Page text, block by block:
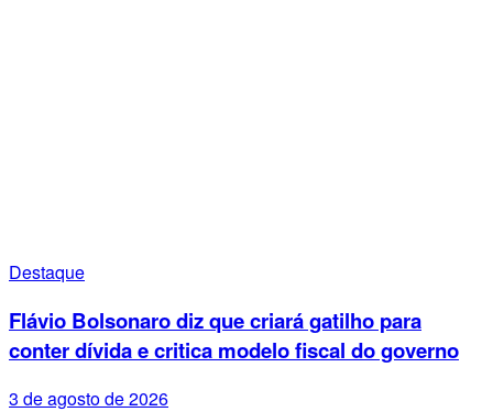
Destaque
Flávio Bolsonaro diz que criará gatilho para
conter dívida e critica modelo fiscal do governo
3 de agosto de 2026